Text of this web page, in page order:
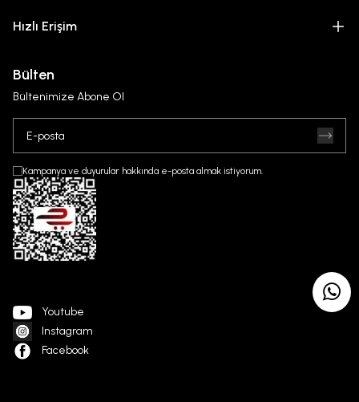
Hızlı Erişim
Bülten
Bültenimize Abone Ol
Kampanya ve duyurular hakkında e-posta almak istiyorum.
Youtube
Instagram
Facebook